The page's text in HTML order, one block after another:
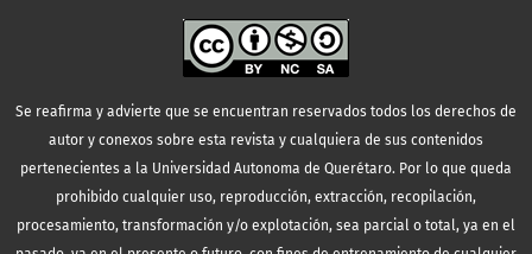
Se reafirma y advierte que se encuentran reservados todos los derechos de
autor y conexos sobre esta revista y cualquiera de sus contenidos
pertenecientes a la Universidad Autonoma de Querétaro. Por lo que queda
prohibido cualquier uso, reproducción, extracción, recopilación,
procesamiento, transformación y/o explotación, sea parcial o total, ya en el